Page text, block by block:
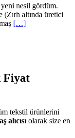
nesil gördüm.
altında üretici
[…]
Fiyat
tekstil ürünlerini
alıcısı olarak size en